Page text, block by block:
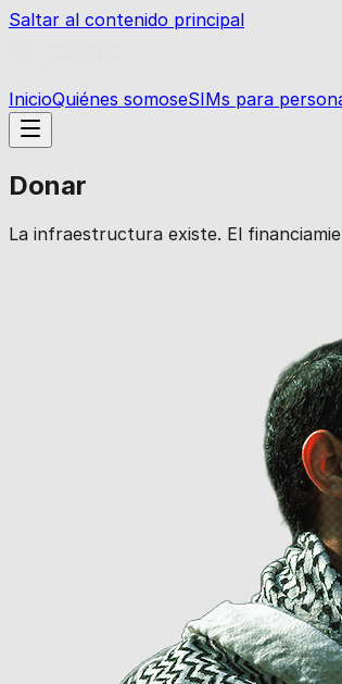
Saltar al contenido principal
InicioQuiénes somoseSIMs para
Donar
La infraestructura existe. El